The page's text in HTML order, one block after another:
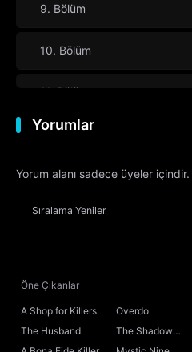
9. Bölüm
10. Bölüm
11. Bölüm
12. Bölüm
Yorumlar
Yorum alanı sadece üyeler içindir.
Sıralama Yeniler
Öne Çıkanlar
A Shop for Killers Overdo
The Husband
The Shadow
Sovereign